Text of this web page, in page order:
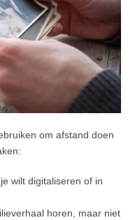
om afstand doen
je wilt digitaliseren of in
horen, maar niet